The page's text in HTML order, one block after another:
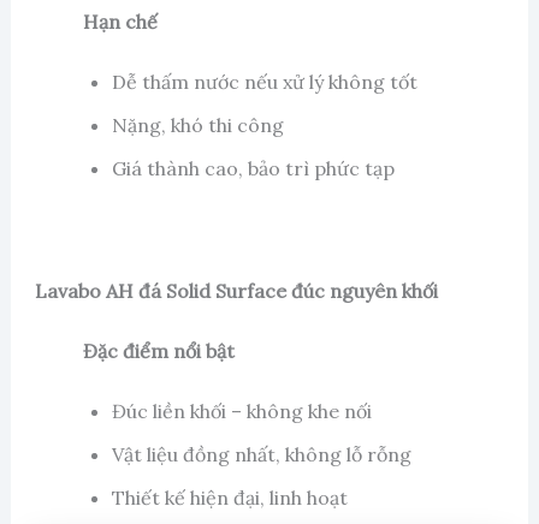
Hạn chế
Dễ thấm nước nếu xử lý không tốt
Nặng, khó thi công
Giá thành cao, bảo trì phức tạp
Lavabo AH đá Solid Surface đúc nguyên khối
Đặc điểm nổi bật
Đúc liền khối – không khe nối
Vật liệu đồng nhất, không lỗ rỗng
Thiết kế hiện đại, linh hoạt